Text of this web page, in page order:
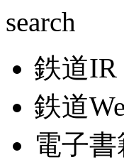
search
鉄道IR
鉄道
電子